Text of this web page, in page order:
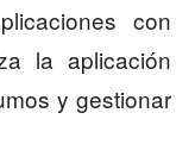
con
la aplicación
y gestionar